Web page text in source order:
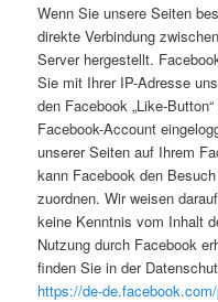
Wenn Sie unsere Seiten
direkte Verbindung
Server hergestellt.
Sie mit Ihrer IP-Adresse
den Facebook „Like-
Facebook-Account
unserer Seiten auf Ihrem
kann Facebook den
zuordnen. Wir weisen
keine Kenntnis vom Inhalt
Nutzung durch Facebook
finden Sie in der
https://de-